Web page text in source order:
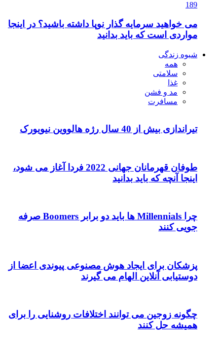
189
می خواهید سرمایه گذار نوپا داشته باشید؟ در اینجا
مواردی است که باید بدانید
شیوه زندگی
همه
سلامتی
غذا
مد و فشن
مسافرت
تیراندازی بیش از 40 سال رژه هالووین نیویورک
طوفان قهرمانان جهانی 2022 فردا آغاز می شود،
اینجا آنچه که باید بدانید
چرا Millennials ها باید دو برابر Boomers صرفه
جویی کنند
پزشکان برای ایجاد هوش مصنوعی پیوندی اعضا از
دوستیابی آنلاین الهام می گیرند
چگونه زوجین می توانند اختلافات روشنایی را برای
همیشه حل کنند